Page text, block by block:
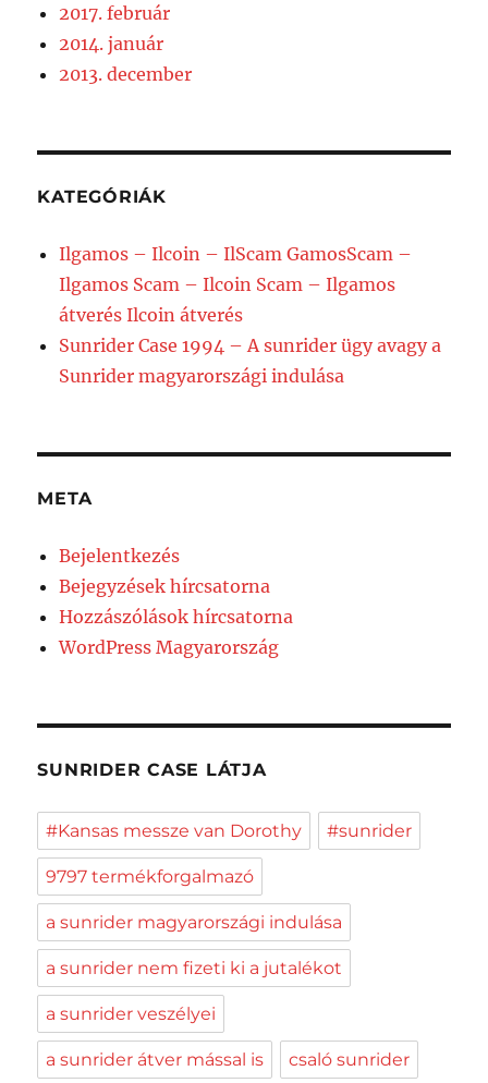
2017. február
2014. január
2013. december
KATEGÓRIÁK
Ilgamos – Ilcoin – IlScam GamosScam –
Ilgamos Scam – Ilcoin Scam – Ilgamos
átverés Ilcoin átverés
Sunrider Case 1994 – A sunrider ügy avagy a
Sunrider magyarországi indulása
META
Bejelentkezés
Bejegyzések hírcsatorna
Hozzászólások hírcsatorna
WordPress Magyarország
SUNRIDER CASE LÁTJA
#Kansas messze van Dorothy #sunrider
9797 termékforgalmazó
a sunrider magyarországi indulása
a sunrider nem fizeti ki a jutalékot
a sunrider veszélyei
a sunrider átver mással is csaló sunrider